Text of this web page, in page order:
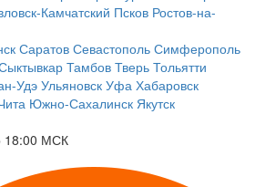
Камчатский Псков Ростов-на-
Саратов Севастополь Симферополь
Тамбов Тверь Тольятти
УдэУльяновск Уфа Хабаровск
Южно-Сахалинск Якутск
18:00 МСК